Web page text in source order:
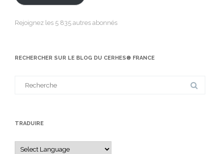
Rejoignez les 5 835 autres abonnés
RECHERCHER SUR LE BLOG DU CERHES® FRANCE
TRADUIRE